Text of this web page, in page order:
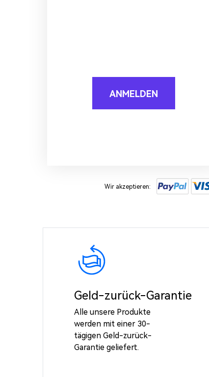
ANMELDEN
Wir akzeptieren:
Geld-zurück-Garantie
Alle unsere Produkte
werden mit einer 30-
tägigen Geld-zurück-
Garantie geliefert.